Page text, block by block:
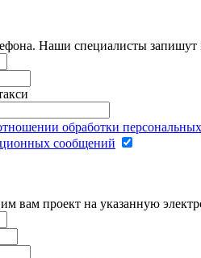
Наши специалисты
обработки
сообщений
вам проект на указанную